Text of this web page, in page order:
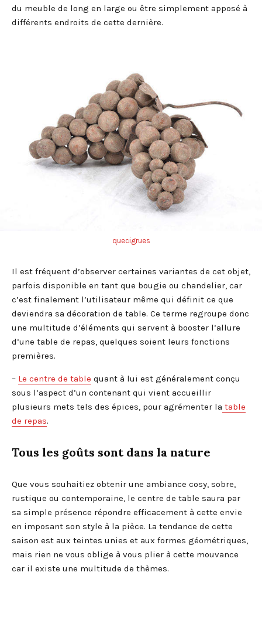
du meuble de long en large ou être simplement apposé à
différents endroits de cette dernière.
quecigrues
Il est fréquent d’observer certaines variantes de cet objet,
parfois disponible en tant que bougie ou chandelier, car
c’est finalement l’utilisateur même qui définit ce que
deviendra sa décoration de table. Ce terme regroupe donc
une multitude d’éléments qui servent à booster l’allure
d’une table de repas, quelques soient leurs fonctions
premières.
– Le centre de table quant à lui est généralement conçu
sous l’aspect d’un contenant qui vient accueillir
plusieurs mets tels des épices, pour agrémenter la table
de repas.
Tous les goûts sont dans la nature
Que vous souhaitiez obtenir une ambiance cosy, sobre,
rustique ou contemporaine, le centre de table saura par
sa simple présence répondre efficacement à cette envie
en imposant son style à la pièce. La tendance de cette
saison est aux teintes unies et aux formes géométriques,
mais rien ne vous oblige à vous plier à cette mouvance
car il existe une multitude de thèmes.